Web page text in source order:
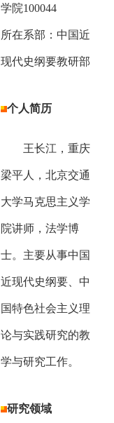
学院100044
所在系部：中国近
现代史纲要教研部
个人简历
王长江，重庆
梁平人，北京交通
大学马克思主义学
院讲师，法学博
士。主要从事中国
近现代史纲要、中
国特色社会主义理
论与实践研究的教
学与研究工作。
研究领域